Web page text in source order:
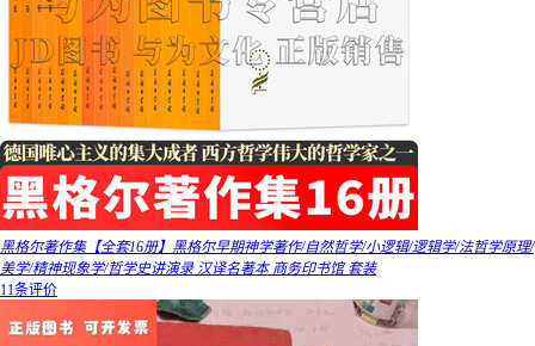
黑格尔著作集【全套16册】黑格尔早期神学著作/自然哲学/小逻辑/逻辑学/法哲学原理/
美学/精神现象学/哲学史讲演录 汉译名著本 商务印书馆 套装
11条评价